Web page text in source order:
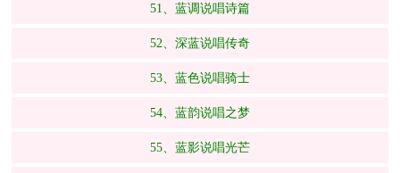
51、蓝调说唱诗篇
52、深蓝说唱传奇
53、蓝色说唱骑士
54、蓝韵说唱之梦
55、蓝影说唱光芒